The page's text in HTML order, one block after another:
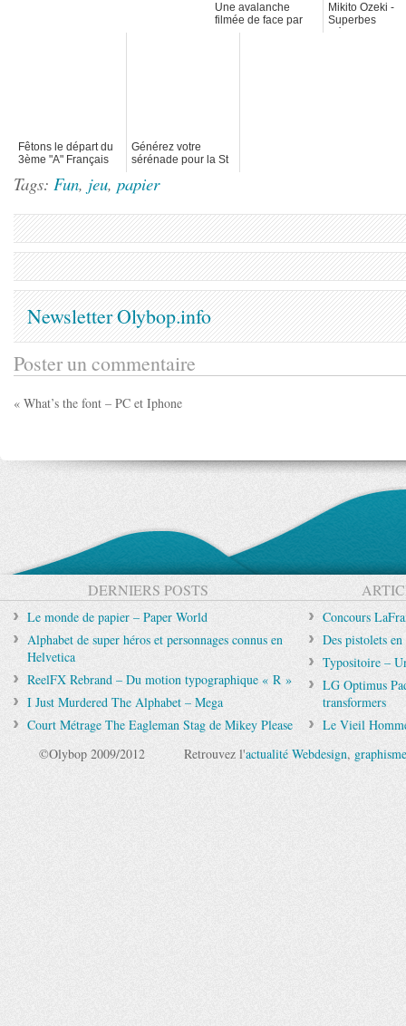
Une avalanche
filmée de face par
des skieurs jumpers
Mikito Ozeki -
Superbes
Fêtons le départ du
3ème "A" Français
Générez votre
sérénade pour la St
Heineken.
Tags: Fun, jeu, papier
Newsletter Olybop.info
Poster un commentaire
« What’s the font – PC et Iphone
DERNIERS POSTS
Le monde de papier – Paper World
Alphabet de super héros et personnages connus en
Helvetica
ReelFX Rebrand – Du motion typographique « R »
I Just Murdered The Alphabet – Mega
Court Métrage The Eagleman Stag de Mikey Please
Concours
Des pistolets
Typositoire –
LG Optimus
transformers
Le Vieil
©Olybop 2009/2012
Retrouvez l'actualité Webdesign, graphisme